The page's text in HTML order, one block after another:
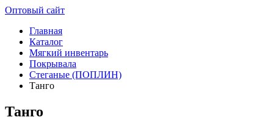
Оптовый сайт
Главная
Каталог
Мягкий инвентарь
Покрывала
Стеганые (ПОПЛИН)
Танго
Танго